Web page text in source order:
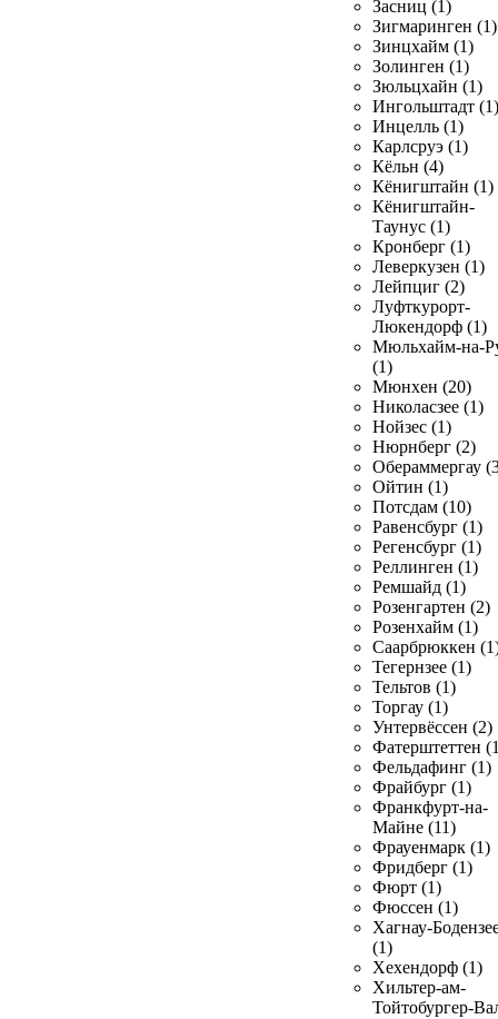
Засниц (1)
Зигмаринген (1)
Зинцхайм (1)
Золинген (1)
Зюльцхайн (1)
Ингольштадт (1)
Инцелль (1)
Карлсруэ (1)
Кёльн (4)
Кёнигштайн (1)
Кёнигштайн-
Таунус (1)
Кронберг (1)
Леверкузен (1)
Лейпциг (2)
Луфткурорт-
Люкендорф (1)
Мюльхайм-на-
(1)
Мюнхен (20)
Николасзее (1)
Нойзес (1)
Нюрнберг (2)
Обераммергау
Ойтин (1)
Потсдам (10)
Равенсбург (1)
Регенсбург (1)
Реллинген (1)
Ремшайд (1)
Розенгартен (2)
Розенхайм (1)
Саарбрюккен
Тегернзее (1)
Тельтов (1)
Торгау (1)
Унтервёссен (2)
Фатерштеттен
Фельдафинг (1)
Фрайбург (1)
Франкфурт-на-
Майне (11)
Фрауенмарк (1)
Фридберг (1)
Фюрт (1)
Фюссен (1)
Хагнау-
(1)
Хехендорф (1)
Хильтер-ам-
Тойтобургер-